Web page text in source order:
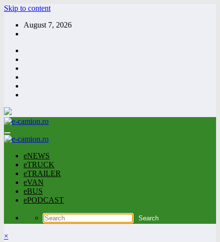
Skip to content
August 7, 2026
eNEWS
eTRUCK
eTRAILER
eVAN
eBUS
ePODCAST
×